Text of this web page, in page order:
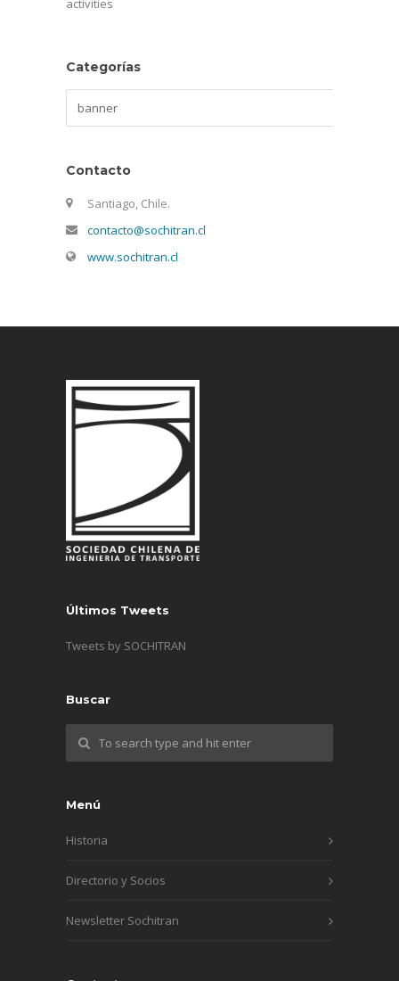
activities
Categorías
Contacto
Santiago, Chile.
contacto@sochitran.cl
www.sochitran.cl
Últimos Tweets
Tweets by SOCHITRAN
Buscar
Menú
Historia
Directorio y Socios
Newsletter Sochitran